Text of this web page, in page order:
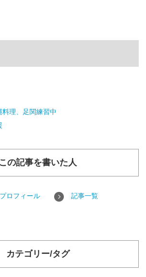
理、足関練習中
この記事を書いた人
プロフィール 記事一覧
カテゴリー/タグ